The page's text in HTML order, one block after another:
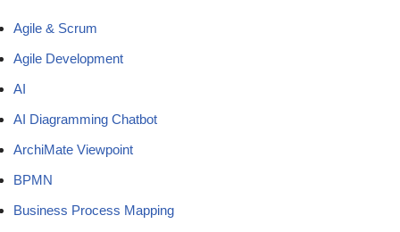
Agile & Scrum
Agile Development
AI
AI Diagramming Chatbot
ArchiMate Viewpoint
BPMN
Business Process Mapping